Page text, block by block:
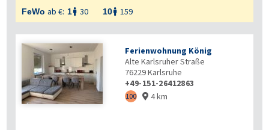
FeWo ab €: 1 30 10 159
Ferienwohnung König
Alte Karlsruher Straße
76229Karlsruhe
+49-151-26412863
100  4 km